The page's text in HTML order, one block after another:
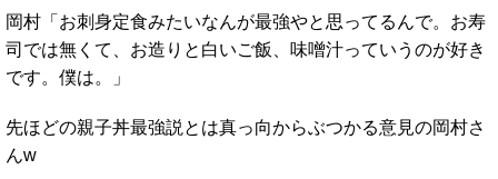
岡村「お刺身定食みたいなんが最強やと思ってるんで。お寿
司では無くて、お造りと白いご飯、味噌汁っていうのが好き
です。僕は。」
先ほどの親子丼最強説とは真っ向からぶつかる意見の岡村さ
んw